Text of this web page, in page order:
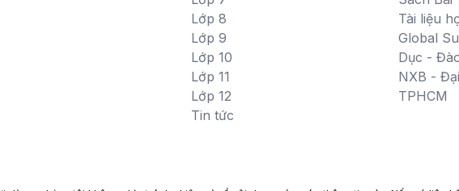
Lớp 8
Lớp 9
Lớp 10
Lớp 11
Lớp 12
Tin tức
Tài liệu
Global
Dục -
NXB -
TPHCM